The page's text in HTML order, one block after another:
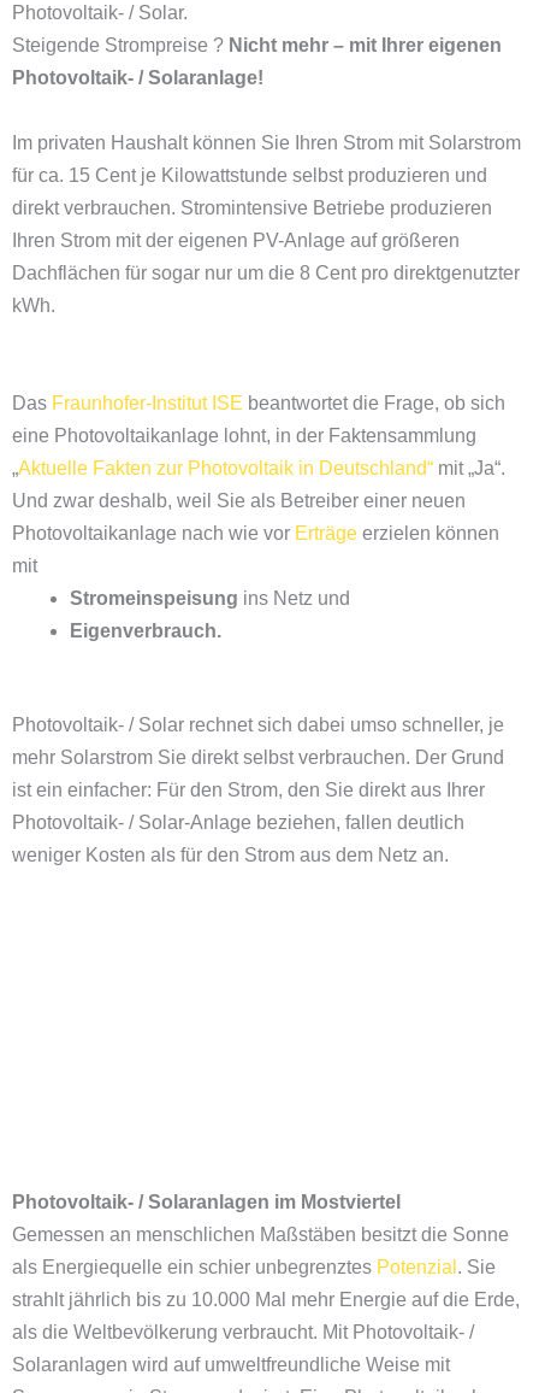
Photovoltaik- / Solar.
Steigende Strompreise ? Nicht mehr – mit Ihrer eigenen
Photovoltaik- / Solaranlage!
Im privaten Haushalt können Sie Ihren Strom mit Solarstrom
für ca. 15 Cent je Kilowattstunde selbst produzieren und
direkt verbrauchen. Stromintensive Betriebe produzieren
Ihren Strom mit der eigenen PV-Anlage auf größeren
Dachflächen für sogar nur um die 8 Cent pro direktgenutzter
kWh.
Das Fraunhofer-Institut ISE beantwortet die Frage, ob sich
eine Photovoltaikanlage lohnt, in der Faktensammlung
„Aktuelle Fakten zur Photovoltaik in Deutschland“ mit „Ja“.
Und zwar deshalb, weil Sie als Betreiber einer neuen
Photovoltaikanlage nach wie vor Erträge erzielen können
mit
Stromeinspeisung ins Netz und
Eigenverbrauch.
Photovoltaik- / Solar rechnet sich dabei umso schneller, je
mehr Solarstrom Sie direkt selbst verbrauchen. Der Grund
ist ein einfacher: Für den Strom, den Sie direkt aus Ihrer
Photovoltaik- / Solar-Anlage beziehen, fallen deutlich
weniger Kosten als für den Strom aus dem Netz an.
Photovoltaik- / Solaranlagen im Mostviertel
Gemessen an menschlichen Maßstäben besitzt die Sonne
als Energiequelle ein schier unbegrenztes Potenzial . Sie
strahlt jährlich bis zu 10.000 Mal mehr Energie auf die Erde,
als die Weltbevölkerung verbraucht. Mit Photovoltaik- /
Solaranlagen wird auf umweltfreundliche Weise mit